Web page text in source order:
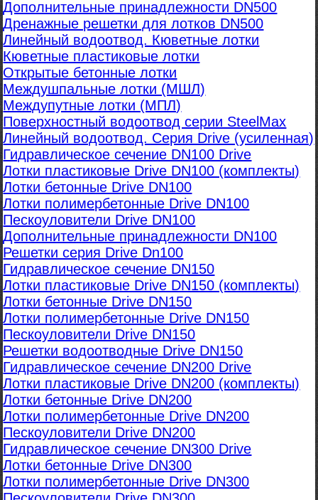
Дополнительные принадлежности DN500
Дренажные решетки для лотков DN500
Линейный водоотвод. Кюветные лотки
Кюветные пластиковые лотки
Открытые бетонные лотки
Междушпальные лотки (МШЛ)
Междупутные лотки (МПЛ)
Поверхностный водоотвод серии SteelMax
Линейный водоотвод. Серия Drive (усиленная)
Гидравлическое сечение DN100 Drive
Лотки пластиковые Drive DN100 (комплекты)
Лотки бетонные Drive DN100
Лотки полимербетонные Drive DN100
Пескоуловители Drive DN100
Дополнительные принадлежности DN100
Решетки серия Drive Dn100
Гидравлическое сечение DN150
Лотки пластиковые Drive DN150 (комплекты)
Лотки бетонные Drive DN150
Лотки полимербетонные Drive DN150
Пескоуловители Drive DN150
Решетки водоотводные Drive DN150
Гидравлическое сечение DN200 Drive
Лотки пластиковые Drive DN200 (комплекты)
Лотки бетонные Drive DN200
Лотки полимербетонные Drive DN200
Пескоуловители Drive DN200
Гидравлическое сечение DN300 Drive
Лотки бетонные Drive DN300
Лотки полимербетонные Drive DN300